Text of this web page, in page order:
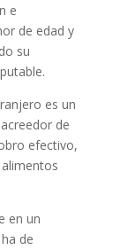
e
de edad y
su
es un
de
efectivo,
en un
de